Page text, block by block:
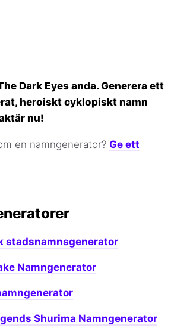
Dark Eyes anda. Generera ett
heroiskt cyklopiskt namn
nu!
en namngenerator? Ge ett
stadsnamnsgenerator
Namngenerator
Shurima Namngenerator